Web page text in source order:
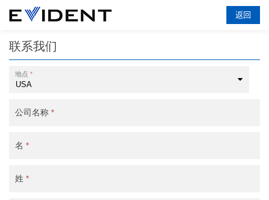
返回
联系我们
地点 *
公司名称 *
名 *
姓 *